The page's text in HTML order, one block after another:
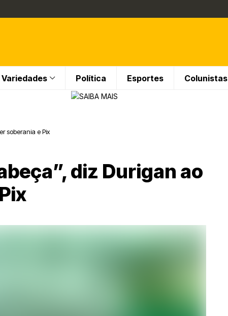
Variedades Política Esportes Colunistas
soberania e Pix
diz Durigan ao